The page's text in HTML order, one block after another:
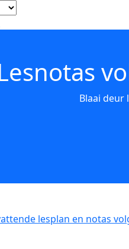
Blaai deur
lesplan en notas